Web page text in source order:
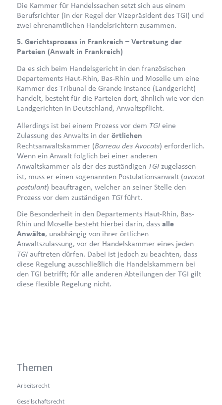
Die Kammer für Handelssachen setzt sich aus einem
Berufsrichter (in der Regel der Vizepräsident des TGI) und
zwei ehrenamtlichen Handelsrichtern zusammen.
5. Gerichtsprozess in Frankreich – Vertretung der
Parteien (Anwalt in Frankreich)
Da es sich beim Handelsgericht in den französischen
Departements Haut-Rhin, Bas-Rhin und Moselle um eine
Kammer des Tribunal de Grande Instance (Landgericht)
handelt, besteht für die Parteien dort, ähnlich wie vor den
Landgerichten in Deutschland, Anwaltspflicht.
Allerdings ist bei einem Prozess vor dem TGI eine
Zulassung des Anwalts in der örtlichen
Rechtsanwaltskammer (Barreau des Avocats) erforderlich.
Wenn ein Anwalt folglich bei einer anderen
Anwaltskammer als der des zuständigen TGI zugelassen
ist, muss er einen sogenannten Postulationsanwalt (avocat
postulant) beauftragen, welcher an seiner Stelle den
Prozess vor dem zuständigen TGI führt.
Die Besonderheit in den Departements Haut-Rhin, Bas-
Rhin und Moselle besteht hierbei darin, dass alle
Anwälte, unabhängig von ihrer örtlichen
Anwaltszulassung, vor der Handelskammer eines jeden
TGI auftreten dürfen. Dabei ist jedoch zu beachten, dass
diese Regelung ausschließlich die Handelskammern bei
den TGI betrifft; für alle anderen Abteilungen der TGI gilt
diese flexible Regelung nicht.
Themen
Arbeitsrecht
Gesellschaftsrecht